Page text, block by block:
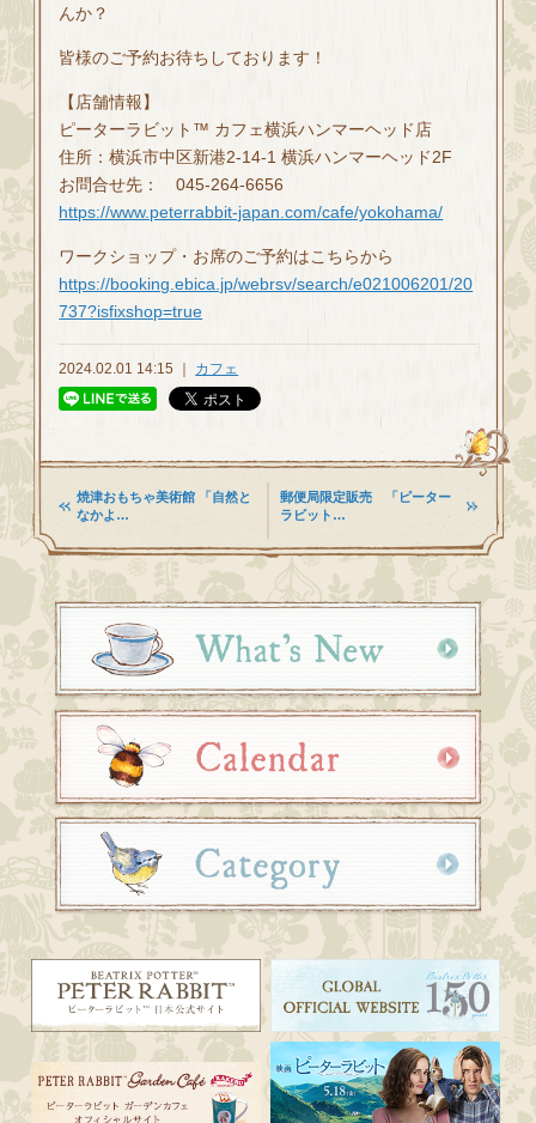
んか？
皆様のご予約お待ちしております！
【店舗情報】
ピーターラビット™ カフェ横浜ハンマーヘッド店
住所：横浜市中区新港2-14-1 横浜ハンマーヘッド2F
お問合せ先： 045-264-6656
https://www.peterrabbit-japan.com/cafe/yokohama/
ワークショップ・お席のご予約はこちらから
https://booking.ebica.jp/webrsv/search/e021006201/20
737?isfixshop=true
2024.02.01 14:15 ｜ カフェ
焼津おもちゃ美術館 「自然と
なかよ…
郵便局限定販売 「ピーター
ラビット…